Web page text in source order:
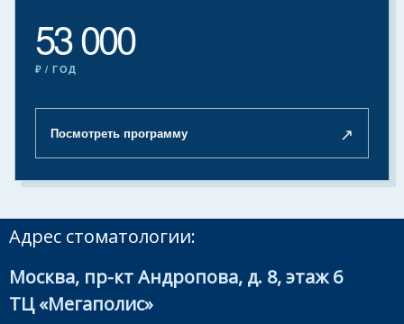
53 000
₽ / ГОД
Посмотреть программу ↗
Адрес стоматологии:
Москва, пр-кт Андропова, д. 8, этаж 6
ТЦ «Мегаполис»